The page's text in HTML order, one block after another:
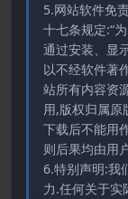
5.网站软件免
十七条规定:“
通过安装、显
以不经软件著
站所有内容资
用,版权归属原
下载后不能用
则后果均由用
6.特别声明:我
力.任何关于实